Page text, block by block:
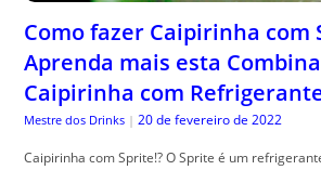
Como fazer Caipirinha com
Aprenda mais esta
Caipirinha com
Mestre dos Drinks | 20 de fevereiro de 2022
Caipirinha com Sprite!? O Sprite é um